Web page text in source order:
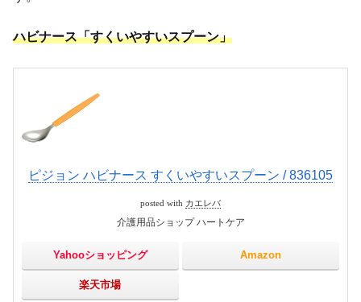
ハビナース「すくいやすいスプーン」
ピジョン ハビナース すくいやすいスプーン / 836105
posted with カエレバ
介護用品ショップ ハートケア
Yahooショッピング Amazon
楽天市場